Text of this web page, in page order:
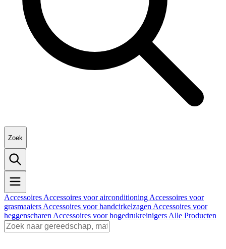
Zoek
Accessoires Accessoires voor airconditioning Accessoires voor
grasmaaiers Accessoires voor handcirkelzagen Accessoires voor
heggenscharen Accessoires voor hogedrukreinigers Alle Producten